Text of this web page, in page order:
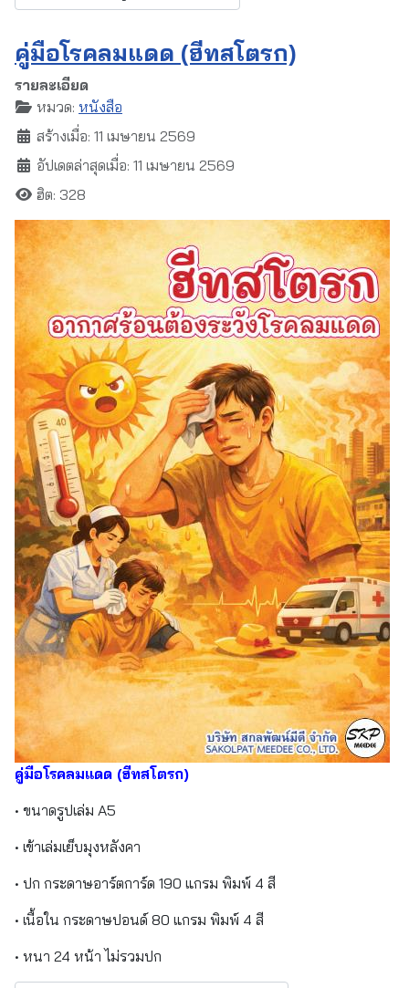
คู่มือโรคลมแดด (ฮีทสโตรก)
รายละเอียด
หมวด: หนังสือ
สร้างเมื่อ: 11 เมษายน 2569
อัปเดตล่าสุดเมื่อ: 11 เมษายน 2569
ฮิต: 328
คู่มือโรคลมแดด (ฮีทสโตรก)
• ขนาดรูปเล่ม A5
• เข้าเล่มเย็บมุงหลังคา
• ปก กระดาษอาร์ตการ์ด 190 แกรม พิมพ์ 4 สี
• เนื้อใน กระดาษปอนด์ 80 แกรม พิมพ์ 4 สี
• หนา 24 หน้า ไม่รวมปก